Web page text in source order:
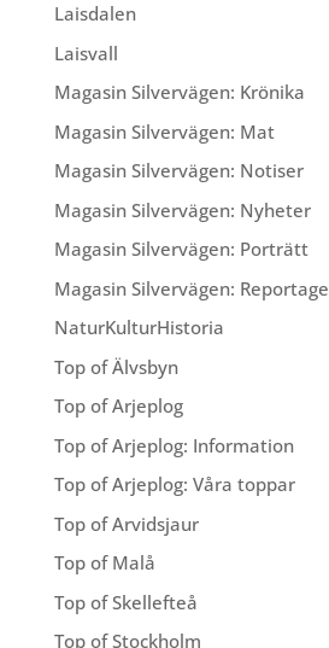
Laisdalen
Laisvall
Magasin Silvervägen: Krönika
Magasin Silvervägen: Mat
Magasin Silvervägen: Notiser
Magasin Silvervägen: Nyheter
Magasin Silvervägen: Porträtt
Magasin Silvervägen: Reportage
NaturKulturHistoria
Top of Älvsbyn
Top of Arjeplog
Top of Arjeplog: Information
Top of Arjeplog: Våra toppar
Top of Arvidsjaur
Top of Malå
Top of Skellefteå
Top of Stockholm